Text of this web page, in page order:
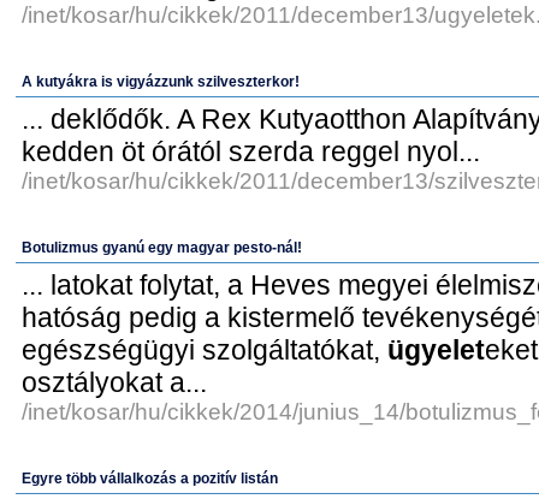
/inet/kosar/hu/cikkek/2011/december13/
A kutyákra is vigyázzunk szilveszterkor!
... deklődők. A Rex Kutyaotthon
kedden öt órától szerda reggel nyol...
/inet/kosar/hu/cikkek/2011/december13/
Botulizmus gyanú egy magyar pesto-nál!
... latokat folytat, a Heves megyei
hatóság pedig a kistermelő
egészségügyi szolgáltatókat, ügyelet
osztályokat a...
/inet/kosar/hu/cikkek/2014/junius_14/
Egyre több vállalkozás a pozitív listán